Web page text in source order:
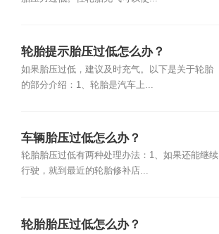
轮胎提示胎压过低怎么办？
如果胎压过低，建议及时充气。以下是关于轮胎
的部分介绍：1、轮胎是汽车上...
车辆胎压过低怎么办？
轮胎胎压过低有两种处理办法：1、如果还能继续
行驶，就到最近的轮胎修补店...
轮胎胎压过低怎么办？